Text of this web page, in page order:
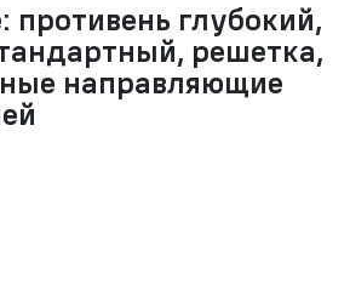
противень глубокий,
решетка,
направляющие